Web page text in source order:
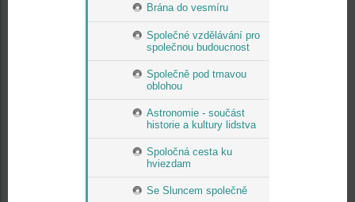
Brána do vesmíru
Společné vzdělávání pro
společnou budoucnost
Společně pod tmavou
oblohou
Astronomie - součást
historie a kultury lidstva
Spoločná cesta ku
hviezdam
Se Sluncem společně